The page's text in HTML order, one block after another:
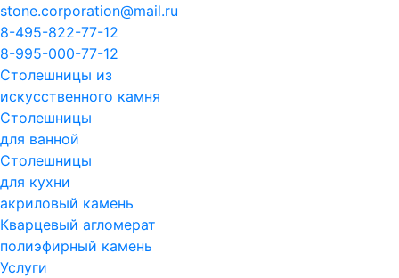
stone.corporation@mail.ru
8-495-822-77-12
8-995-000-77-12
Столешницы из
искусственного камня
Столешницы
для ванной
Столешницы
для кухни
акриловый камень
Кварцевый агломерат
полиэфирный камень
Услуги